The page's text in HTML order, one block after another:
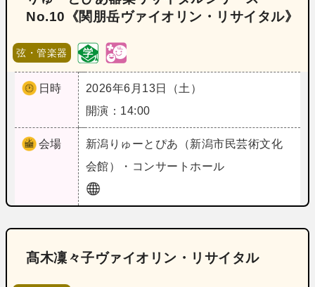
No.10《関朋岳ヴァイオリン・リサイタル》
弦・管楽器
日時
2026年6月13日（土）
開演：14:00
会場 新潟 りゅーとぴあ（新潟市民芸術文化
会館）・コンサートホール
髙木凜々子ヴァイオリン・リサイタル